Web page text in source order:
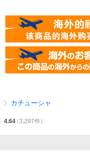
カチューシャ
4.64（3,297件）